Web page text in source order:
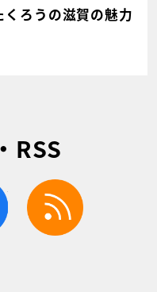
ろうの滋賀の魅力
RSS
facebook